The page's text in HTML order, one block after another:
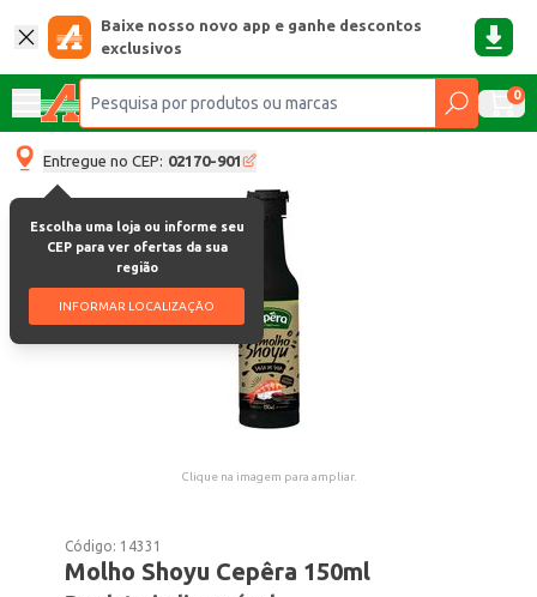
Baixe nosso novo app e ganhe descontos
exclusivos
0
Entregue no CEP: 02170-901
Escolha uma loja ou informe seu
CEP para ver ofertas da sua
região
INFORMAR LOCALIZAÇÃO
Clique na imagem para ampliar.
Código: 14331
Molho Shoyu Cepêra 150ml